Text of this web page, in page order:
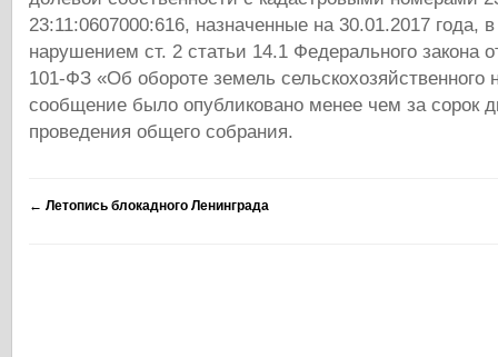
23:11:0607000:616, назначенные на 30.01.2017 года,
нарушением ст. 2 статьи 14.1 Федерального закона
101-ФЗ «Об обороте земель сельскохозяйственного
сообщение было опубликовано менее чем за сорок
проведения общего собрания.
← Летопись блокадного Ленинграда